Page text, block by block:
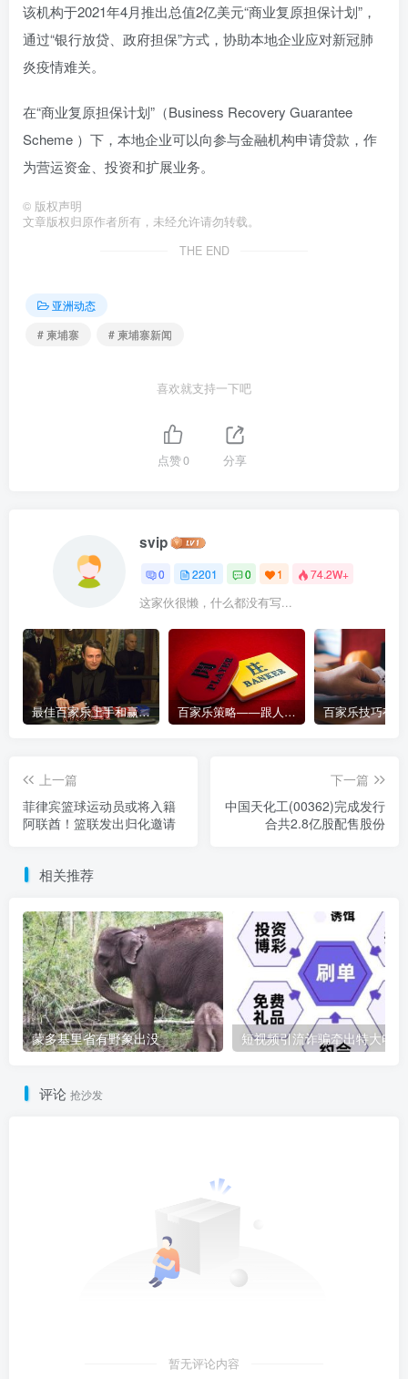
该机构于2021年4月推出总值2亿美元“商业复原担保计划”，
通过“银行放贷、政府担保”方式，协助本地企业应对新冠肺
炎疫情难关。
在“商业复原担保计划”（Business Recovery Guarantee
Scheme ）下，本地企业可以向参与金融机构申请贷款，作
为营运资金、投资和扩展业务。
© 版权声明
文章版权归原作者所有，未经允许请勿转载。
THE END
亚洲动态
# 柬埔寨
# 柬埔寨新闻
喜欢就支持一下吧
点赞0 分享
svip
0 2201 0 1 74.2W+
这家伙很懒，什么都没有写...
最佳百家乐上手和赢钱指南 – 终极版 百家乐策略——跟人胜过跟路
上一篇
菲律宾篮球运动员或将入籍
阿联酋！篮联发出归化邀请
下一篇
中国天化工(00362)完成发行
合共2.8亿股配售股份
相关推荐
蒙多基里省有野象出没
评论 抢沙发
暂无评论内容